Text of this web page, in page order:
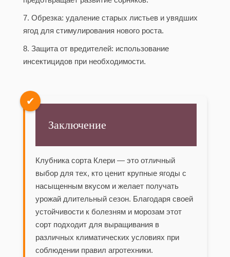
7. Обрезка: удаление старых листьев и увядших
ягод для стимулирования нового роста.
8. Защита от вредителей: использование
инсектицидов при необходимости.
✔
Заключение
Клубника сорта Клери — это отличный
выбор для тех, кто ценит крупные ягоды с
насыщенным вкусом и желает получать
урожай длительный сезон. Благодаря своей
устойчивости к болезням и морозам этот
сорт подходит для выращивания в
различных климатических условиях при
соблюдении правил агротехники.